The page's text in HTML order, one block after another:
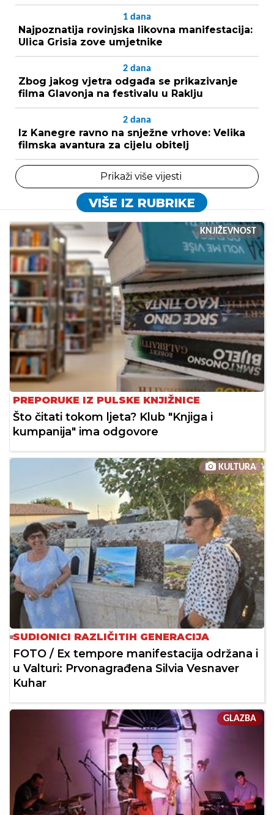
1 dana
Najpoznatija rovinjska likovna manifestacija:
Ulica Grisia zove umjetnike
2 dana
Zbog jakog vjetra odgađa se prikazivanje
filma Glavonja na festivalu u Raklju
2 dana
Iz Kanegre ravno na snježne vrhove: Velika
filmska avantura za cijelu obitelj
Prikaži više vijesti
VIŠE IZ RUBRIKE
KNJIŽEVNOST
PREPORUKE IZ PULSKE KNJIŽNICE
Što čitati tokom ljeta? Klub "Knjiga i
kumpanija" ima odgovore
KULTURA
SUDIONICI RAZLIČITIH GENERACIJA
FOTO / Ex tempore manifestacija održana i
u Valturi: Prvonagrađena Silvia Vesnaver
Kuhar
GLAZBA